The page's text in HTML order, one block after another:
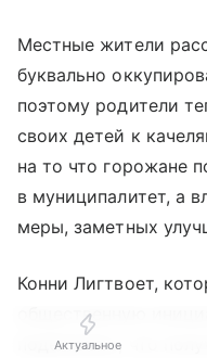
Местные жители
буквально
поэтому родители
своих детей к
на то что горожане
в муниципалитет, а
меры, заметных
Конни Лигтвоет,
общественную
поделилась, что
Актуальное